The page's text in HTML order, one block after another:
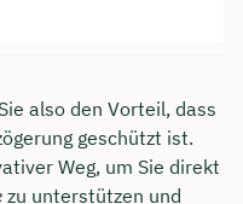
also den Vorteil, dass
geschützt ist.
Weg, um Sie direkt
zu unterstützen und